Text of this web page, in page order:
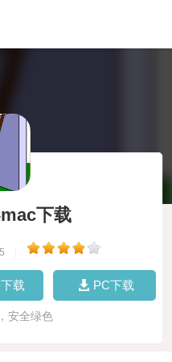
下载
载 PC下载
安全绿色